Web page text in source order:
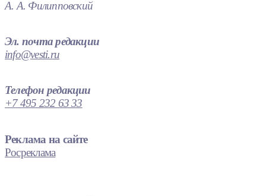
А. А. Филипповский
Эл. почта редакции
info@vesti.ru
Телефон редакции
+7 495 232 63 33
Реклама на сайте
Росреклама